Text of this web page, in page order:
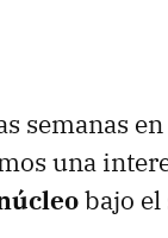
semanas
una
bajo